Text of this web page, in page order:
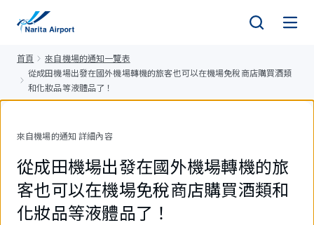
首頁
來自機場的通知一覽表
從成田機場出發在國外機場轉機的旅客也可以在機場免稅商店購買酒類
和化妝品等液體品了！
來自機場的通知 詳細內容
從成田機場出發在國外機場轉機的旅
客也可以在機場免稅商店購買酒類和
化妝品等液體品了！